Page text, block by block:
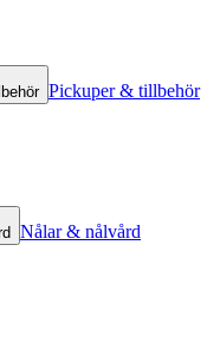
Pickuper & tillbehör
Nålar & nålvård